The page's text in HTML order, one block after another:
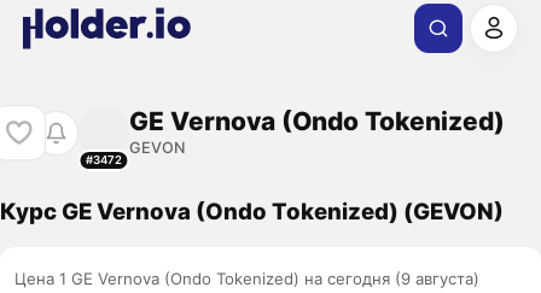
#3472
GE Vernova (Ondo Tokenized)
GEVON
Курс GE Vernova (Ondo Tokenized) (GEVON)
Цена 1 GE Vernova (Ondo Tokenized) на сегодня (9 августа)